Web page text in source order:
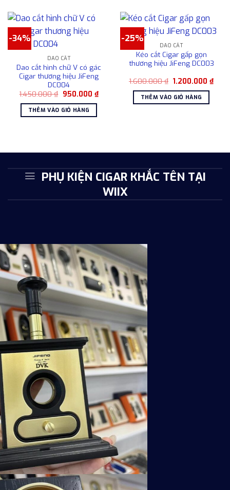
trên
trang
sản
phẩm
này
có
thể.
Các
tùy
chọn
có
thể
sản
phẩm
-34%
DAO CẮT
Dao cắt hình chữ V có gác
Cigar thương hiệu JiFeng
DC004
1.450.000₫ Giá
là:
1.450.000 ₫.
950.000 ₫Giá
hiện
THÊM VÀO GIỎ HÀNG
-25%
DAO CẮT
Kéo cắt Cigar gấp gọn
thương hiệu JiFeng DC003
1.600.000₫ Giá
là:
1.600.000 ₫.
1.200.000₫Giá
hiện
THÊM VÀO GIỎ HÀNG
PHỤ KIỆN CIGAR KHẮC TÊN TẠI
WIIX